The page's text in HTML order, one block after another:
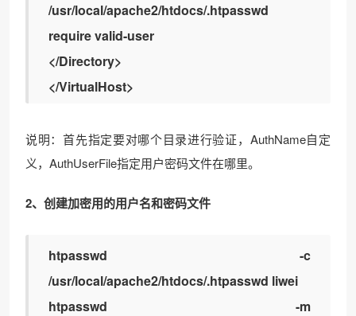
/usr/local/apache2/htdocs/.htpasswd
require valid-user
</Directory>
</VirtualHost>
说明：首先指定要对哪个目录进行验证，AuthName自定
义，AuthUserFile指定用户密码文件在哪里。
2、创建加密用的用户名和密码文件
htpasswd -c
/usr/local/apache2/htdocs/.htpasswd liwei
htpasswd -m